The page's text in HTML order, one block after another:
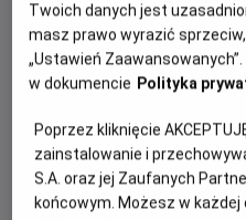
PREMIERA
REŻYSERIA
Shawn Levy
WIĘCEJ
OPIS FILMU
Ryan Reynolds i Hugh
kultowych superbohaterów!
Twoich danych jest
masz prawo wyrazić
„Ustawień
w dokumencie Polityka
Poprzez kliknięcie
zainstalowanie i
S.A. oraz jej Zaufanych
końcowym. Możesz w